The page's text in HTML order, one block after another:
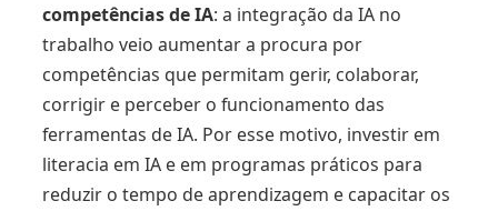
competências de IA: a integração da IA no
trabalho veio aumentar a procura por
competências que permitam gerir, colaborar,
corrigir e perceber o funcionamento das
ferramentas de IA. Por esse motivo, investir em
literacia em IA e em programas práticos para
reduzir o tempo de aprendizagem e capacitar os